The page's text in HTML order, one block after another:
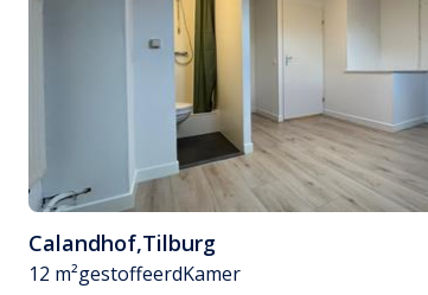
Calandhof,Tilburg
12 m²gestoffeerdKamer